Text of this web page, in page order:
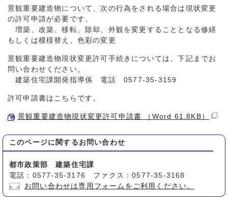
景観重要建造物について、次の行為をされる場合は現状変更
の許可申請が必要です。
増築、改築、移転、除却、外観を変更することとなる修繕
もしくは模様替え、色彩の変更
景観重要建造物現状変更許可手続きについては、下記までお
問い合わせください。
建築住宅課開発指導係 電話 0577-35-3159
許可申請書はこちらです。
景観重要建造物現状変更許可申請書 （Word 61.8KB）
このページに関する お問い合わせ
都市政策部 建築住宅課
電話：0577-35-3176 ファクス：0577-35-3168
お問い合わせは専用フォームをご利用ください。